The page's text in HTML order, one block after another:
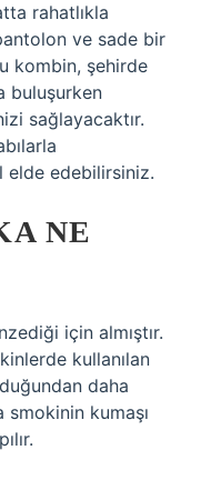
rahatlıkla
ve sade bir
kombin, şehirde
buluşurken
sağlayacaktır.
elde edebilirsiniz.
NE
için almıştır.
kullanılan
daha
smokinin kumaşı